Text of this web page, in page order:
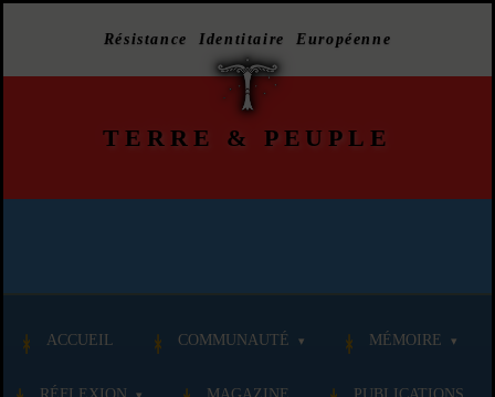
Résistance Identitaire Européenne
TERRE & PEUPLE
ACCUEIL COMMUNAUTÉ MÉMOIRE